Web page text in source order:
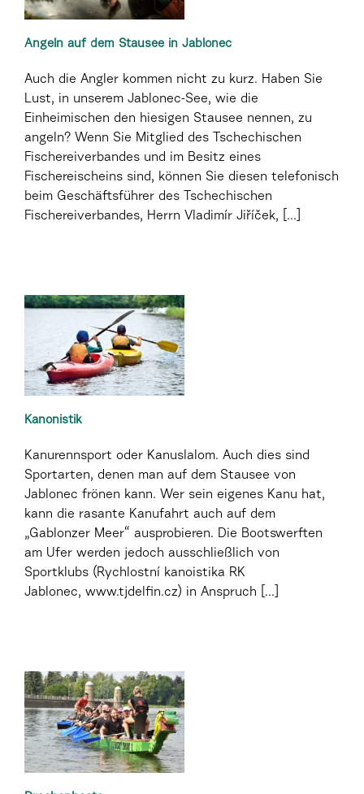
Angeln auf dem Stausee in Jablonec
Auch die Angler kommen nicht zu kurz. Haben Sie
Lust, in unserem Jablonec-See, wie die
Einheimischen den hiesigen Stausee nennen, zu
angeln? Wenn Sie Mitglied des Tschechischen
Fischereiverbandes und im Besitz eines
Fischereischeins sind, können Sie diesen telefonisch
beim Geschäftsführer des Tschechischen
Fischereiverbandes, Herrn Vladimír Jiříček, [...]
Kanonistik
Kanurennsport oder Kanuslalom. Auch dies sind
Sportarten, denen man auf dem Stausee von
Jablonec frönen kann. Wer sein eigenes Kanu hat,
kann die rasante Kanufahrt auch auf dem
„Gablonzer Meer“ ausprobieren. Die Bootswerften
am Ufer werden jedoch ausschließlich von
Sportklubs (Rychlostní kanoistika RK
Jablonec, www.tjdelfin.cz) in Anspruch [...]